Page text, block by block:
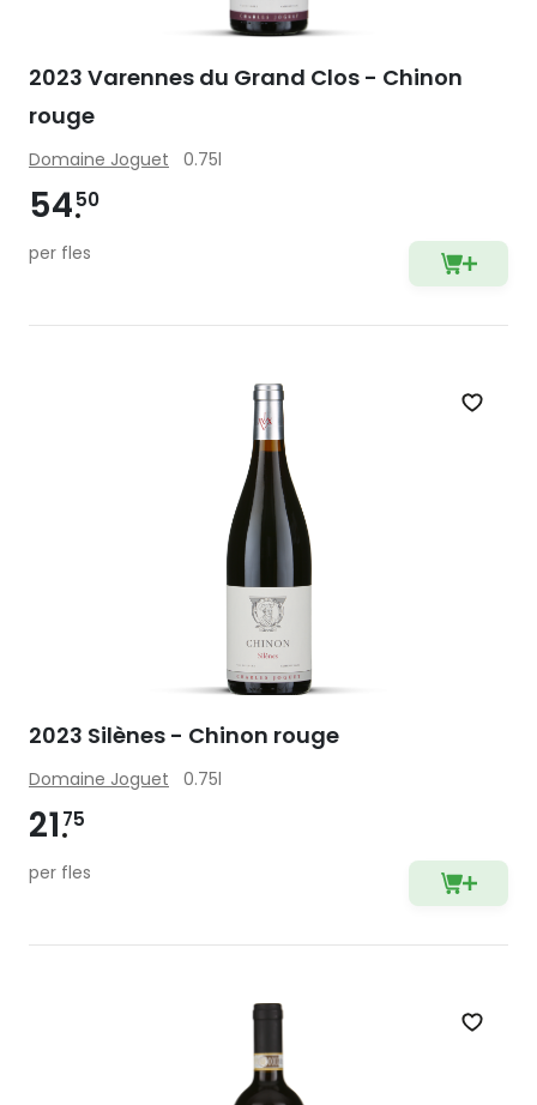
2023 Varennes du Grand Clos - Chinon
rouge
Domaine Joguet 0.75l
5450
per fles
Zet
2023 Silènes - Chinon rouge
Domaine Joguet 0.75l
21 75
per fles
Zet